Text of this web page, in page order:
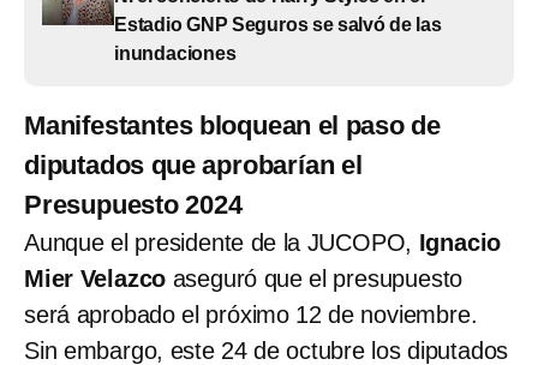
Estadio GNP Seguros se salvó de las
inundaciones
Manifestantes bloquean el paso de
diputados que aprobarían el
Presupuesto 2024
Aunque el presidente de la JUCOPO, Ignacio
Mier Velazco aseguró que el presupuesto
será aprobado el próximo 12 de noviembre.
Sin embargo, este 24 de octubre los diputados